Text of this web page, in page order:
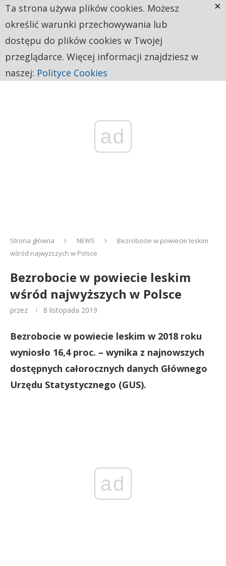
ad
Strona główna NEWS
Bezrobocie w powiecie leskim
wśród najwyższych w Polsce
Bezrobocie w powiecie leskim
wśród najwyższych w Polsce
przez 8 listopada 2019
Bezrobocie w powiecie leskim w 2018 roku
wyniosło 16,4 proc. – wynika z najnowszych
dostępnych całorocznych danych Głównego
Urzędu Statystycznego (GUS).
ad
Ta strona używa plików cookies. Możesz
określić warunki przechowywania lub
dostępu do plików cookies w Twojej
przeglądarce. Więcej informacji znajdziesz w
naszej: Polityce Cookies
×